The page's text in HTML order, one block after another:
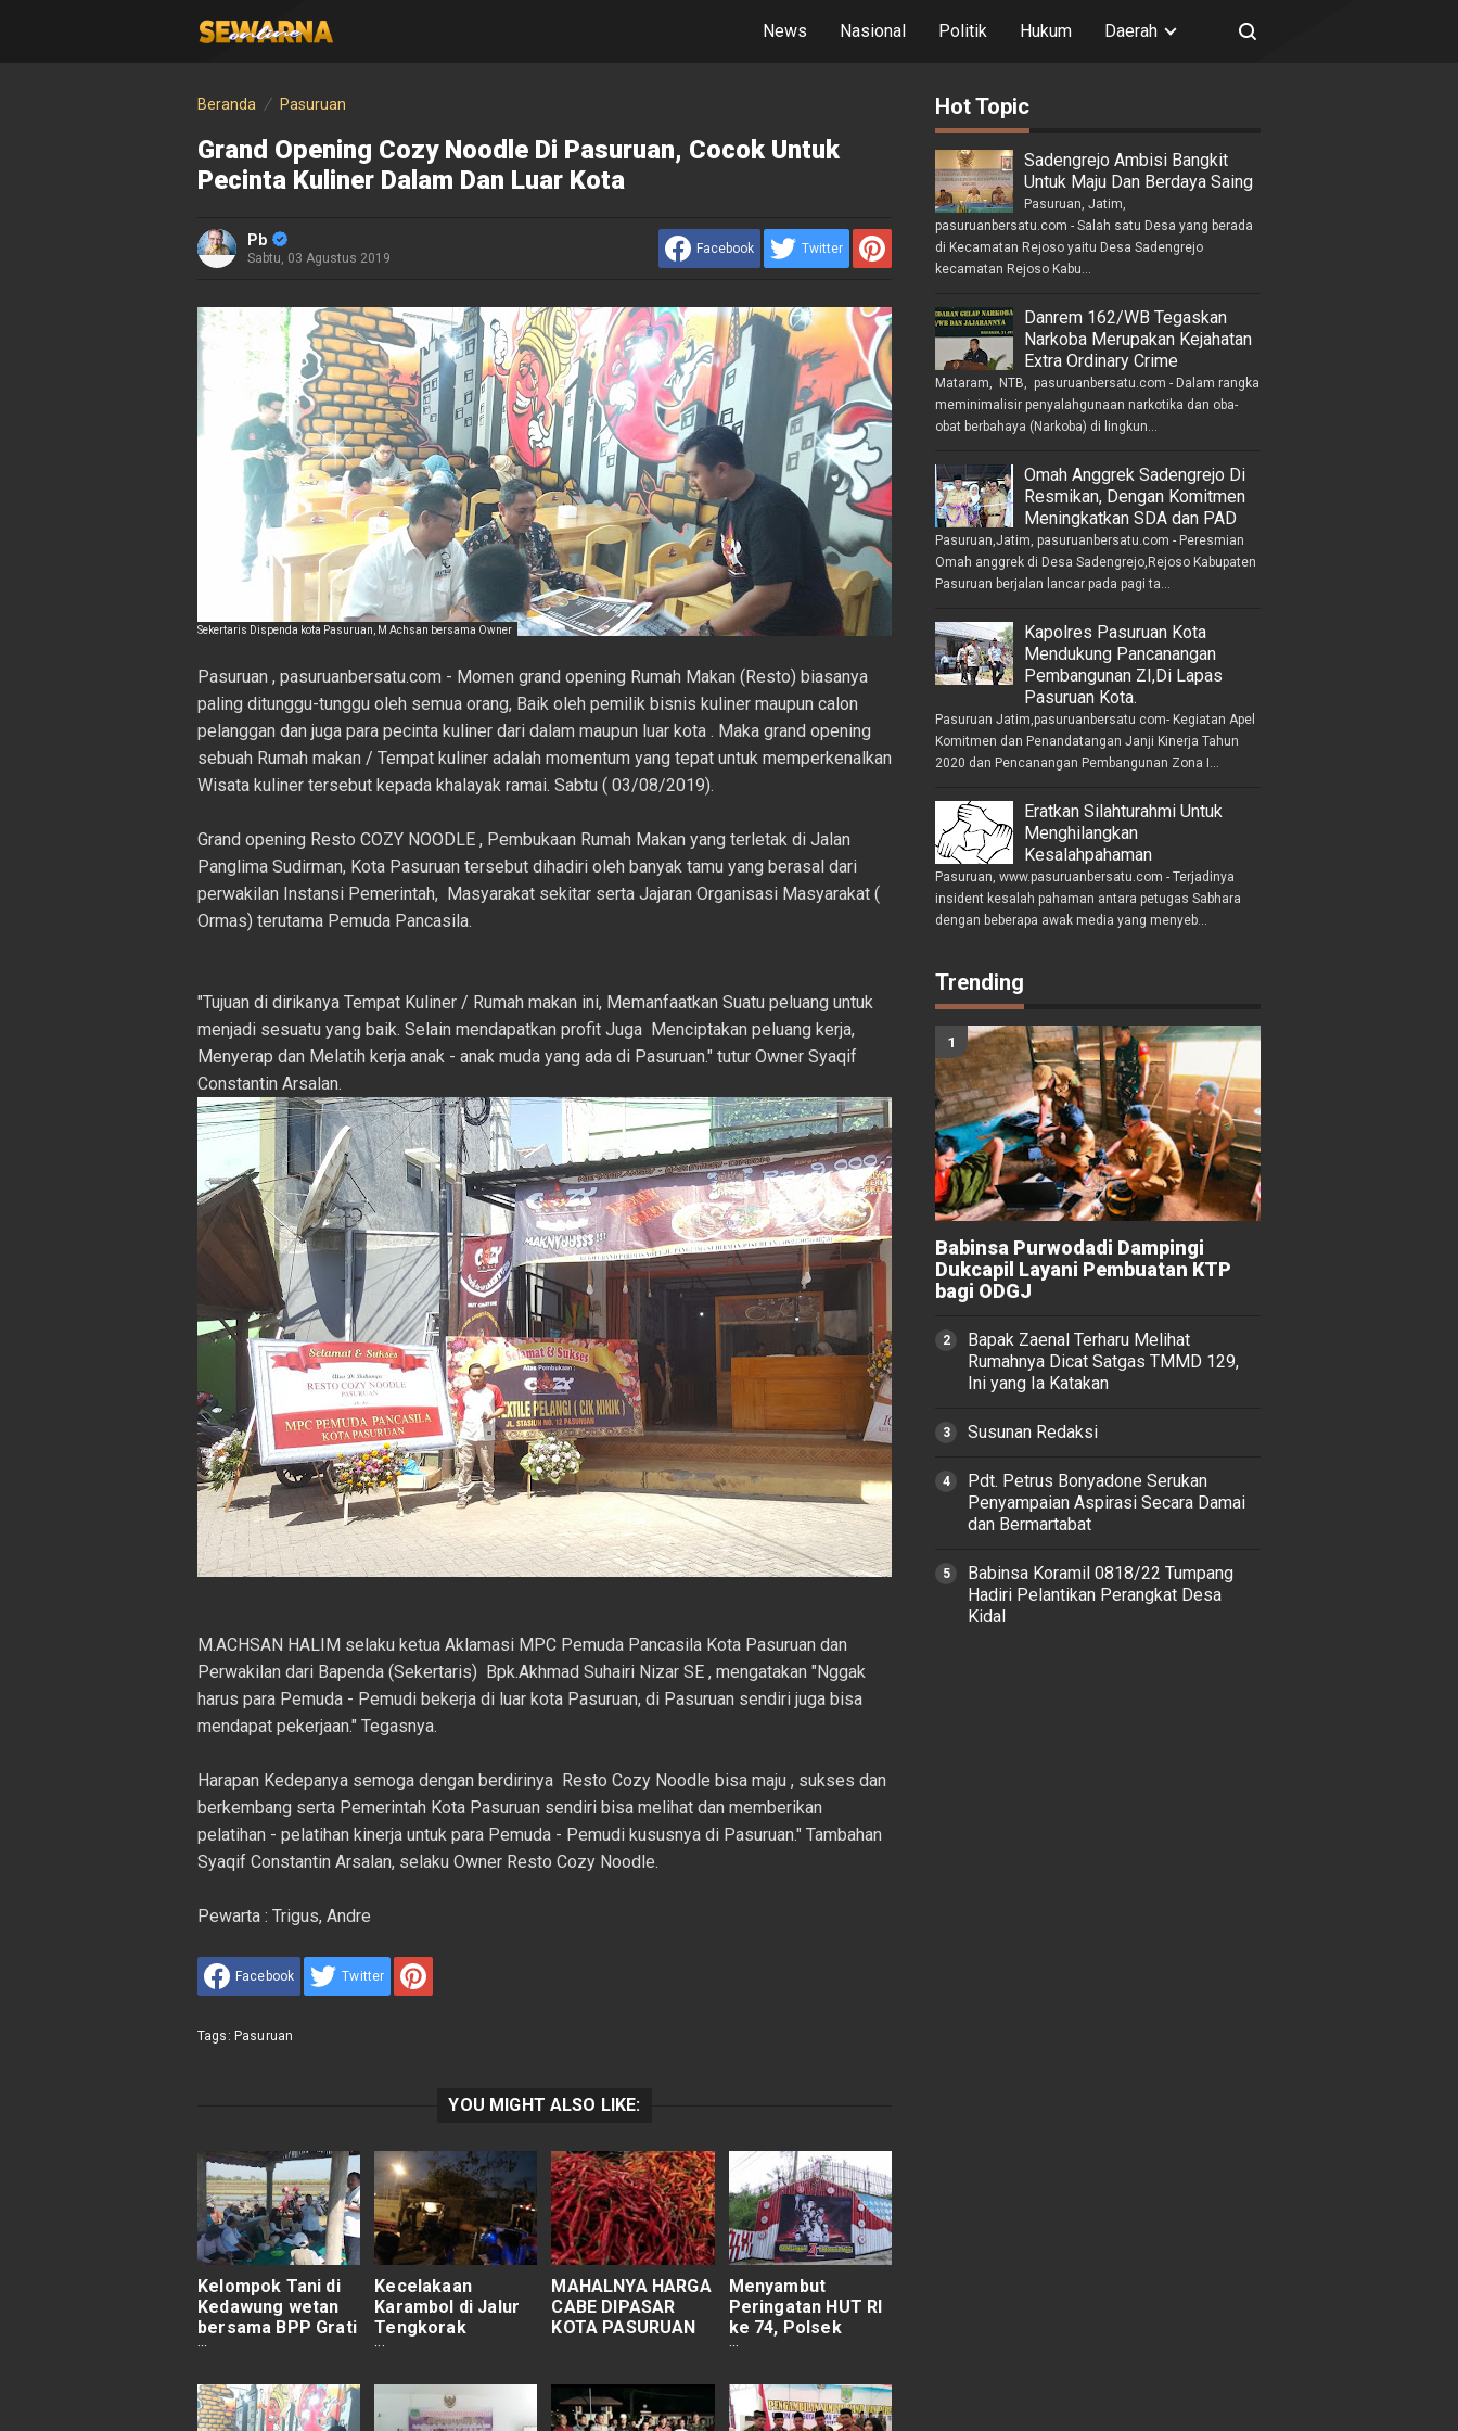
News Nasional Politik Hukum Daerah
Beranda Pasuruan
Grand Opening Cozy Noodle Di Pasuruan, Cocok Untuk
Pecinta Kuliner Dalam Dan Luar Kota
Pb
Sabtu, 03 Agustus 2019
Facebook Twitter
Sekertaris Dispenda kota Pasuruan, M Achsan bersama Owner
Pasuruan , pasuruanbersatu.com - Momen grand opening Rumah Makan (Resto) biasanya
paling ditunggu-tunggu oleh semua orang, Baik oleh pemilik bisnis kuliner maupun calon
pelanggan dan juga para pecinta kuliner dari dalam maupun luar kota . Maka grand opening
sebuah Rumah makan / Tempat kuliner adalah momentum yang tepat untuk memperkenalkan
Wisata kuliner tersebut kepada khalayak ramai. Sabtu ( 03/08/2019).
Grand opening Resto COZY NOODLE , Pembukaan Rumah Makan yang terletak di Jalan
Panglima Sudirman, Kota Pasuruan tersebut dihadiri oleh banyak tamu yang berasal dari
perwakilan Instansi Pemerintah, Masyarakat sekitar serta Jajaran Organisasi Masyarakat (
Ormas) terutama Pemuda Pancasila.
"Tujuan di dirikanya Tempat Kuliner / Rumah makan ini, Memanfaatkan Suatu peluang untuk
menjadi sesuatu yang baik. Selain mendapatkan profit Juga Menciptakan peluang kerja,
Menyerap dan Melatih kerja anak - anak muda yang ada di Pasuruan." tutur Owner Syaqif
Constantin Arsalan.
M.ACHSAN HALIM selaku ketua Aklamasi MPC Pemuda Pancasila Kota Pasuruan dan
Perwakilan dari Bapenda (Sekertaris) Bpk.Akhmad Suhairi Nizar SE , mengatakan "Nggak
harus para Pemuda - Pemudi bekerja di luar kota Pasuruan, di Pasuruan sendiri juga bisa
mendapat pekerjaan." Tegasnya.
Harapan Kedepanya semoga dengan berdirinya Resto Cozy Noodle bisa maju , sukses dan
berkembang serta Pemerintah Kota Pasuruan sendiri bisa melihat dan memberikan
pelatihan - pelatihan kinerja untuk para Pemuda - Pemudi kususnya di Pasuruan." Tambahan
Syaqif Constantin Arsalan, selaku Owner Resto Cozy Noodle.
Pewarta : Trigus, Andre
Facebook Twitter
Tags: Pasuruan
YOU MIGHT ALSO LIKE:
Kelompok Tani di
Kedawung wetan
bersama BPP Grati
gelar Diskusi Rutin
Kecelakaan
Karambol di Jalur
Tengkorak
(Pantura Pasuruan
MAHALNYA HARGA
CABE DIPASAR
KOTA PASURUAN
Menyambut
Peringatan HUT RI
ke 74, Polsek
Nongkojajar Hias
Hot Topic
Sadengrejo Ambisi Bangkit
Untuk Maju Dan Berdaya Saing
Pasuruan, Jatim,
pasuruanbersatu.com - Salah satu Desa yang berada
di Kecamatan Rejoso yaitu Desa Sadengrejo
kecamatan Rejoso Kabu...
Danrem 162/WB Tegaskan
Narkoba Merupakan Kejahatan
Extra Ordinary Crime
Mataram, NTB, pasuruanbersatu.com - Dalam rangka
meminimalisir penyalahgunaan narkotika dan oba-
obat berbahaya (Narkoba) di lingkun...
Omah Anggrek Sadengrejo Di
Resmikan, Dengan Komitmen
Meningkatkan SDA dan PAD
Pasuruan,Jatim, pasuruanbersatu.com - Peresmian
Omah anggrek di Desa Sadengrejo,Rejoso Kabupaten
Pasuruan berjalan lancar pada pagi ta...
Kapolres Pasuruan Kota
Mendukung Pancanangan
Pembangunan ZI,Di Lapas
Pasuruan Kota.
Pasuruan Jatim,pasuruanbersatu com- Kegiatan Apel
Komitmen dan Penandatangan Janji Kinerja Tahun
2020 dan Pencanangan Pembangunan Zona I...
Eratkan Silahturahmi Untuk
Menghilangkan
Kesalahpahaman
Pasuruan, www.pasuruanbersatu.com - Terjadinya
insident kesalah pahaman antara petugas Sabhara
dengan beberapa awak media yang menyeb...
Trending
Babinsa Purwodadi Dampingi
Dukcapil Layani Pembuatan KTP
bagi ODGJ
Bapak Zaenal Terharu Melihat
Rumahnya Dicat Satgas TMMD 129,
Ini yang Ia Katakan
Susunan Redaksi
Pdt. Petrus Bonyadone Serukan
Penyampaian Aspirasi Secara Damai
dan Bermartabat
Babinsa Koramil 0818/22 Tumpang
Hadiri Pelantikan Perangkat Desa
Kidal